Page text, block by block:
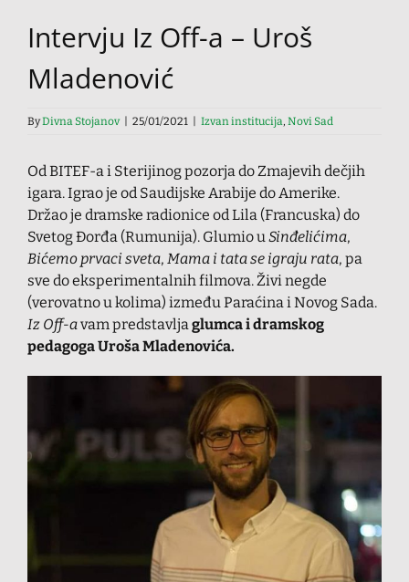
Intervju Iz Off-a – Uroš
Mladenović
ByDivna Stojanov 25/01/2021 Izvan institucija, Novi Sad
Od BITEF-a i Sterijinog pozorja do Zmajevih dečjih
igara. Igrao je od Saudijske Arabije do Amerike.
Držao je dramske radionice od Lila (Francuska) do
Svetog Đorđa (Rumunija). Glumio uSinđelićima,
Bićemo prvaci sveta, Mama i tata se igraju rata, pa
sve do eksperimentalnih filmova. Živi negde
(verovatno u kolima) između Paraćina i Novog Sada.
Iz Off-avam predstavljaglumca i dramskog
pedagoga Uroša Mladenovića.